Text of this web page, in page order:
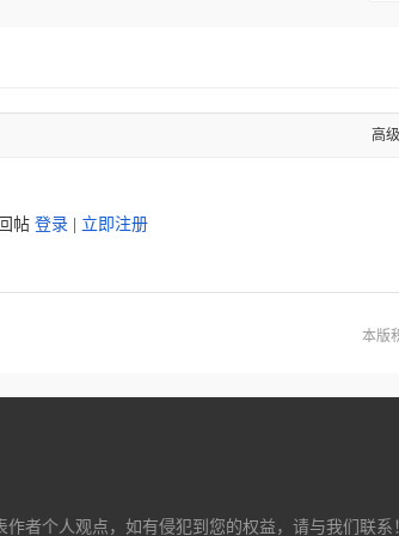
高
帖 登录 立即注册
本版
者个人观点，如有侵犯到您的权益，请与我们联系